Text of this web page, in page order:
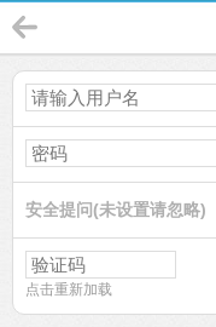
安全提问(未设置请忽略)
点击重新加载